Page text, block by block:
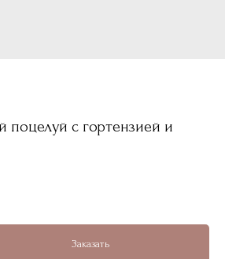
поцелуй с гортензией и
Заказать